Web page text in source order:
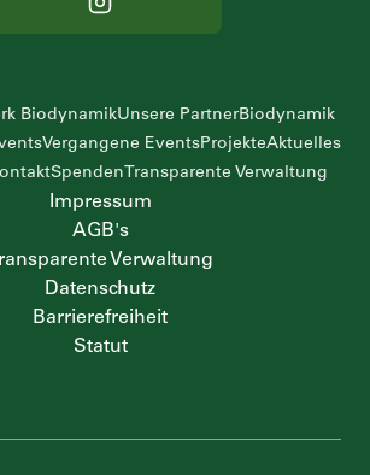
BiodynamikUnsere PartnerBiodynamik
Vergangene EventsProjekteAktuelles
Spenden Transparente Verwaltung
Impressum
AGB's
Verwaltung
Datenschutz
Barrierefreiheit
Statut